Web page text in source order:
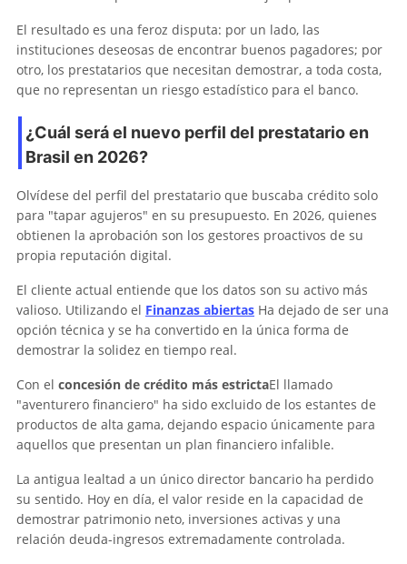
El resultado es una feroz disputa: por un lado, las
instituciones deseosas de encontrar buenos pagadores; por
otro, los prestatarios que necesitan demostrar, a toda costa,
que no representan un riesgo estadístico para el banco.
¿Cuál será el nuevo perfil del prestatario en
Brasil en 2026?
Olvídese del perfil del prestatario que buscaba crédito solo
para "tapar agujeros" en su presupuesto. En 2026, quienes
obtienen la aprobación son los gestores proactivos de su
propia reputación digital.
El cliente actual entiende que los datos son su activo más
valioso. Utilizando el Finanzas abiertas Ha dejado de ser una
opción técnica y se ha convertido en la única forma de
demostrar la solidez en tiempo real.
Con el concesión de crédito más estrictaEl llamado
"aventurero financiero" ha sido excluido de los estantes de
productos de alta gama, dejando espacio únicamente para
aquellos que presentan un plan financiero infalible.
La antigua lealtad a un único director bancario ha perdido
su sentido. Hoy en día, el valor reside en la capacidad de
demostrar patrimonio neto, inversiones activas y una
relación deuda-ingresos extremadamente controlada.